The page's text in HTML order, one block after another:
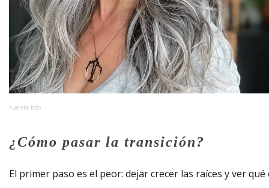
Fuente foto
¿Cómo pasar la transición?
El primer paso es el peor: dejar crecer las raíces y ver qué